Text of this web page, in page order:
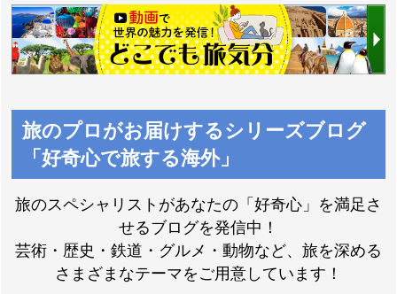
旅のプロがお届けするシリーズブログ
「好奇心で旅する海外」
旅のスペシャリストがあなたの「好奇心」を満足さ
せるブログを発信中！
芸術・歴史・鉄道・グルメ・動物など、旅を深める
さまざまなテーマをご用意しています！